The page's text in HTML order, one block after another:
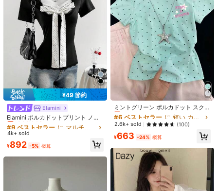
サイズガイド
お探しのサイズがありませんか？ 教えてください
お届け先 Japan
送料無料
500 ポイント 付与遅延 お届け予定日: 8月14日 - 8月17日
返品無料
安全な支払い · プライバシー保護
Sold by & Ships from: sdfghjhgfferbgf
製品詳細
素材:
コットン
もっと見る
6 フォロワー
¥49 節約
Elamini
Elamini ポルカドットプリント ノッ
トフロント 半袖 カジュアルTシャツ
(レディース)
#9 ベストセラー
売り切れ間近！
#9 ベストセラー
売り切れ間近！
#9 ベストセラー
売り切れ間近！
#9 ベストセラー
売り切れ間近！
4k+ sold
¥892 -5% 概算
ミントグリーン ポルカドット スクエ
アネック Y2K 半袖トップ、スター&
レターグラフィック、夏 セクシー ス
リムフィット Tシャツ レディース カ
ジュアル
#6 ベストセラー に 短い カジュアルTシャツ
売り切れ間近！
#6 ベストセラー
売り切れ間近！
#6 ベストセラー
売り切れ間近！
#6 ベストセラー に 短い カジュアルTシャツ
売り切れ間近！
2.6k+ sold (100)
¥663 -24% 概算